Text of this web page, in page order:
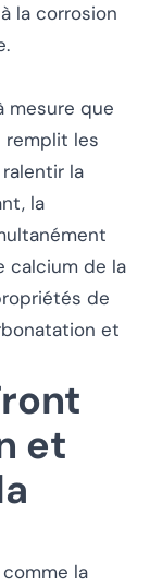
la corrosion
mesure que
les
la
la
calcium de la
de
et
et
la